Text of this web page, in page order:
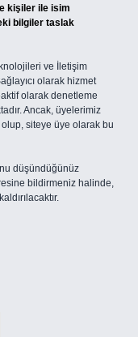
kişiler ile isim
bilgiler taslak
ve İletişim
olarak hizmet
olarak denetleme
Ancak, üyelerimiz
siteye üye olarak bu
düşündüğünüz
bildirmeniz halinde,